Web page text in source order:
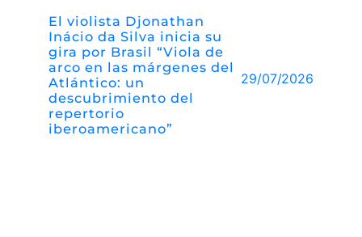
El violista Djonathan
Inácio da Silva inicia su
gira por Brasil “Viola de
arco en las márgenes del
Atlántico: un
descubrimiento del
repertorio
iberoamericano”
29/07/2026